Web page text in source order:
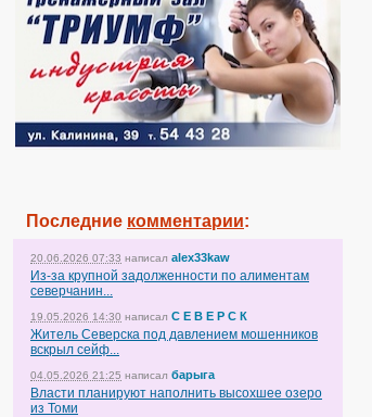
Последние комментарии:
20.06.2026 07:33 написал alex33kaw
Из-за крупной задолженности по алиментам
северчанин...
19.05.2026 14:30 написал С Е В Е Р С К
Житель Северска под давлением мошенников
вскрыл сейф...
04.05.2026 21:25 написал барыга
Власти планируют наполнить высохшее озеро
из Томи